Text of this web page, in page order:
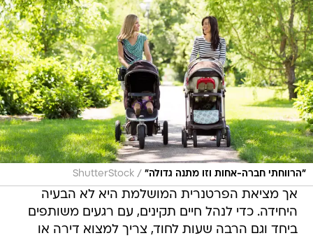
"הרווחתי חברה-אחות וזו מתנה גדולה" /
ShutterStock
אך מציאת הפרטנרית המושלמת היא לא הבעיה
היחידה. כדי לנהל חיים תקינים, עם רגעים משותפים
ביחד וגם הרבה שעות לחוד, צריך למצוא דירה או